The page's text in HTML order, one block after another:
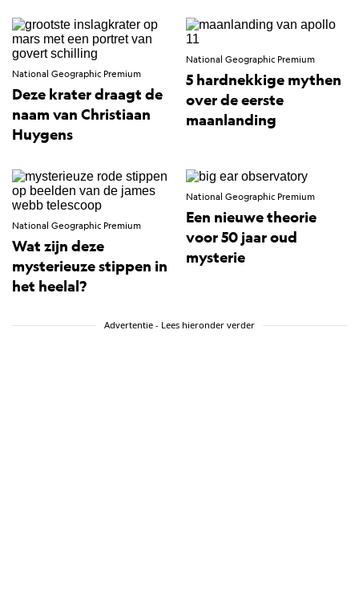
National Geographic Premium
Deze krater draagt de
naam van Christiaan
Huygens
National Geographic Premium
5 hardnekkige mythen
over de eerste
maanlanding
National Geographic Premium
Wat zijn deze
mysterieuze stippen in
het heelal?
National Geographic Premium
Een nieuwe theorie
voor 50 jaar oud
mysterie
Advertentie - Lees hieronder verder